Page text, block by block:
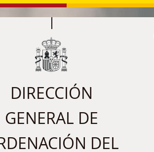
DIRECCIÓN
GENERAL DE
DEL